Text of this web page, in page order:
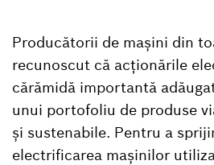
Producătorii de mașini din
recunoscut că acționările
cărămidă importantă
unui portofoliu de produse
și sustenabile. Pentru a
electrificarea mașinilor